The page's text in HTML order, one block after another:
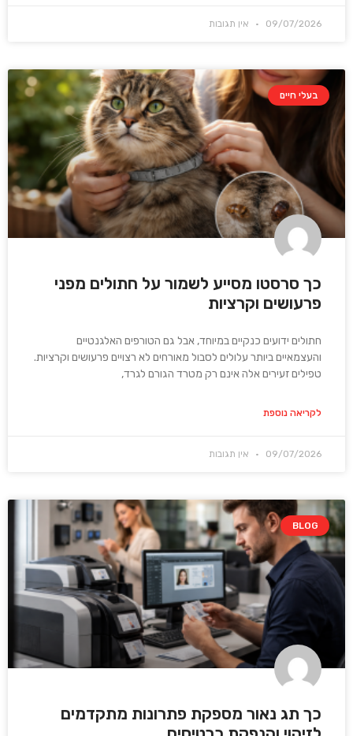
09/07/2026 אין תגובות
בעלי חיים
כך סרסטו מסייע לשמור על חתולים מפני
פרעושים וקרציות
חתולים ידועים כנקיים במיוחד, אבל גם הטורפים האלגנטיים
והעצמאיים ביותר עלולים לסבול מאורחים לא רצויים פרעושים וקרציות.
טפילים זעירים אלה אינם רק מטרד הגורם לגרד,
לקריאה נוספת
09/07/2026 אין תגובות
BLOG
כך תג נאור מספקת פתרונות מתקדמים